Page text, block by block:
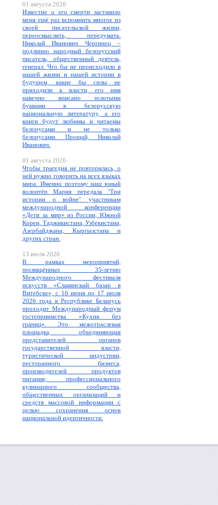
01 августа 2026
Известие о его смерти заставило
меня ещё раз вспомнить многое из
своей писательской жизни,
переосмыслить, передумать.
Николай Иванович Чергинец –
подлинно народный белорусский
писатель, общественный деятель,
генерал. Что бы не происходило в
нашей жизни и нашей истории в
будущем, какие бы силы не
приходили к власти, его имя
навечно вписано золотыми
буквами в белорусскую
национальную литературу, а его
книги будут любимы и читаемы
белорусами и не только
белорусами. Прощай, Николай
Иванович.
01 августа 2026
Чтобы трагедия не повторилась, о
ней нужно говорить на всех языках
мира. Именно поэтому наш юный
волонтёр Мария передала "Три
истории о войне" участникам
международной конференции
«Дети за мир» из России, Южной
Кореи, Таджикистана, Узбекистана,
Азербайджана, Кыргызстана и
других стран.
13 июля 2026
В рамках мероприятий,
посвящённых 35-летию
Международного фестиваля
искусств «Славянский базар в
Витебске», с 16 июня по 17 июля
2026 года в Республике Беларусь
проходит Международный форум
гостеприимства «Кухня без
границ». Это межотраслевая
площадка, объединяющая
представителей органов
государственной власти,
туристической индустрии,
ресторанного бизнеса,
производителей продуктов
питания, профессионального
кулинарного сообщества,
общественных организаций и
средств массовой информации с
целью сохранения основ
национальной идентичности.